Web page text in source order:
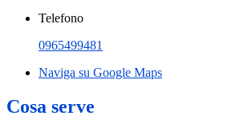
Telefono
0965499481
Naviga su Google Maps
Cosa serve